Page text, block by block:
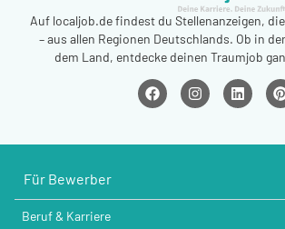
Auf localjob.de findest du Stellenanzeigen,
– aus allen Regionen Deutschlands. Ob in
dem Land, entdecke deinen Traumjob
Für Bewerber
Beruf & Karriere